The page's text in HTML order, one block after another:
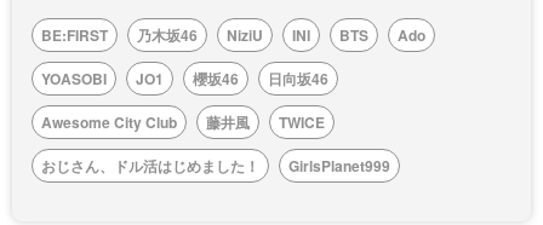
BE:FIRST 乃木坂46 NiziU INI BTS
Ado
YOASOBI
JO1 櫻坂46
日向坂46
Awesome City Club
藤井風
TWICE
おじさん、ドル活はじめました！
GirlsPlanet999